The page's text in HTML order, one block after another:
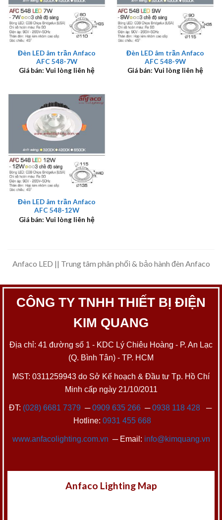
Đèn LED âm trần Anfaco
AFC 548-7W
Giá bán: Vui lòng liên hệ
Đèn LED âm trần Anfaco
AFC 548-9W
Giá bán: Vui lòng liên hệ
Đèn LED âm trần Anfaco
AFC 548-12W
Giá bán: Vui lòng liên hệ
Anfaco LED || Trung tâm phân phối & bảo hành đèn Anfaco
CÔNG TY TNHH THIẾT BỊ ĐIỆN
KIM QUANG
Địa chỉ: 41 đường số 1 - KDC Lý Chiêu Hoàng - P. An Lạc
(Q. Bình Tân) - TP. HCM
MST: 0311259943 do Sở Kế hoạch & Đầu tư Tp. Hồ Chí
Minh cấp ngày 21/10/2011
ĐT: (028) 6681 7379 ─0909 635 266─0938 118 428─
Hotline: 0931 455 668
www.anfacolighting.com.vn ─ Email: info@kimquang.vn
Anfaco Lighting Map